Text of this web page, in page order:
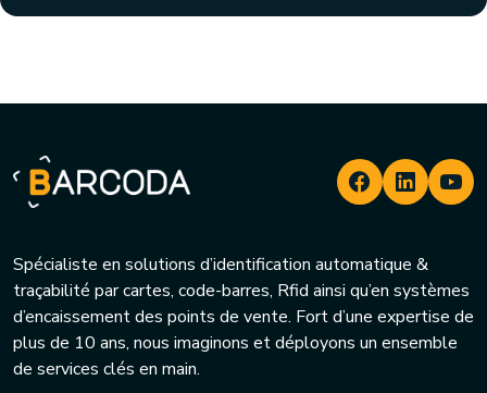
Spécialiste en solutions d’identification automatique &
traçabilité par cartes, code-barres, Rfid ainsi qu’en systèmes
d’encaissement des points de vente. Fort d’une expertise de
plus de 10 ans, nous imaginons et déployons un ensemble
de services clés en main.